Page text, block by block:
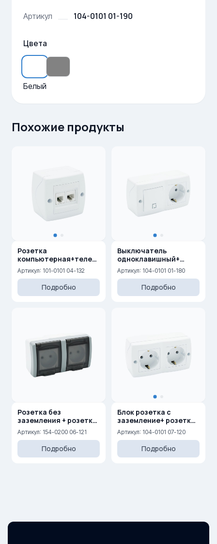
Артикул 104-0101 01-190
Цвета
Белый
Похожие продукты
Розетка
компьютерная+телефонная
(Rj45 Cat 6+Rj45 Cat 3)
Артикул: 101-0101 04-132
Подробно
Выключатель
одноклавишный+
розетка с
заземлением
Артикул: 104-0101 01-180
Подробно
Розетка без
заземления + розетка
без заземления
Артикул: 154-0200 06-121
Подробно
Блок розетка с
заземление+ розетка
с заземлением 16A,
250 V
Артикул: 104-0101 07-120
Подробно